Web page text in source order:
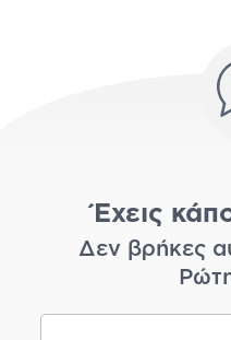
Έχεις
Δεν βρήκες